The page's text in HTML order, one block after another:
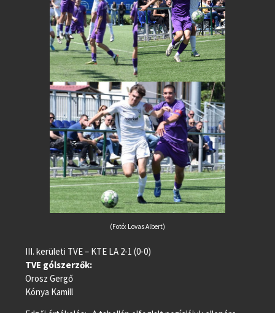
(Fotó: Lovas Albert)
III. kerületi TVE – KTE LA 2-1 (0-0)
TVE gólszerzők:
Orosz Gergő
Kónya Kamill